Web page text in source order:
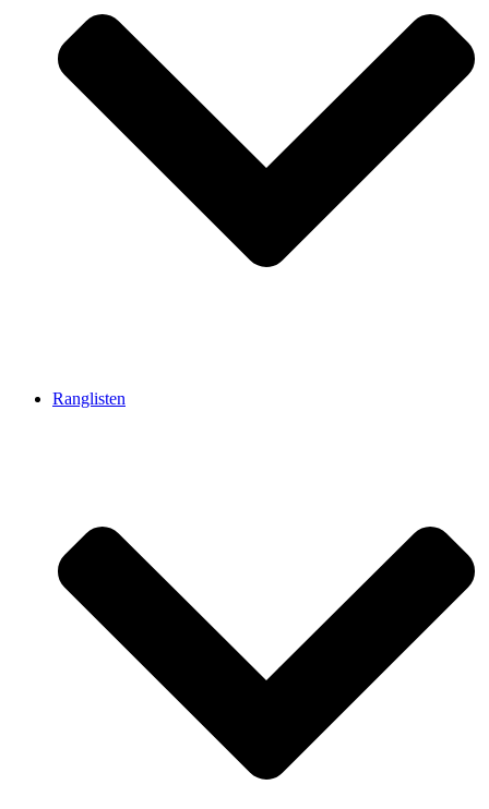
Ranglisten